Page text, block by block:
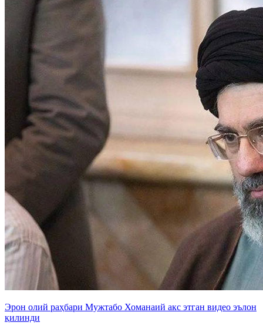
Эрон олий раҳбари Мужтабо Хоманаий акс этган видео эълон
қилинди